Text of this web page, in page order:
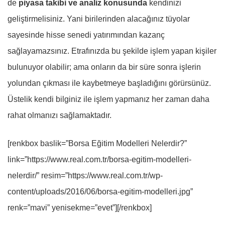
de piyasa takibi ve analiz konusunda kendinizi
geliştirmelisiniz. Yani birilerinden alacağınız tüyolar
sayesinde hisse senedi yatırımından kazanç
sağlayamazsınız. Etrafınızda bu şekilde işlem yapan kişiler
bulunuyor olabilir; ama onların da bir süre sonra işlerin
yolundan çıkması ile kaybetmeye başladığını görürsünüz.
Üstelik kendi bilginiz ile işlem yapmanız her zaman daha
rahat olmanızı sağlamaktadır.
[renkbox baslik=”Borsa Eğitim Modelleri Nelerdir?”
link=”https://www.real.com.tr/borsa-egitim-modelleri-
nelerdir/” resim=”https://www.real.com.tr/wp-
content/uploads/2016/06/borsa-egitim-modelleri.jpg”
renk=”mavi” yenisekme=”evet”][/renkbox]